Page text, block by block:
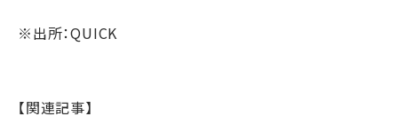
※出所：QUICK
【関連記事】